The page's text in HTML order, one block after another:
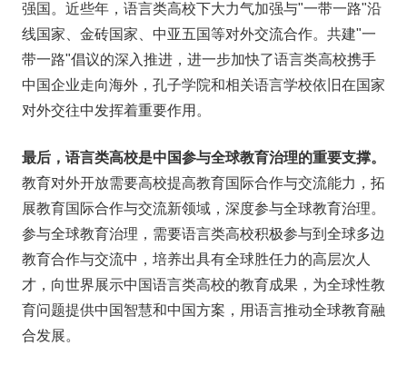
强国。近些年，语言类高校下大力气加强与"一带一路"沿
线国家、金砖国家、中亚五国等对外交流合作。共建"一
带一路"倡议的深入推进，进一步加快了语言类高校携手
中国企业走向海外，孔子学院和相关语言学校依旧在国家
对外交往中发挥着重要作用。
最后，语言类高校是中国参与全球教育治理的重要支撑。
教育对外开放需要高校提高教育国际合作与交流能力，拓
展教育国际合作与交流新领域，深度参与全球教育治理。
参与全球教育治理，需要语言类高校积极参与到全球多边
教育合作与交流中，培养出具有全球胜任力的高层次人
才，向世界展示中国语言类高校的教育成果，为全球性教
育问题提供中国智慧和中国方案，用语言推动全球教育融
合发展。